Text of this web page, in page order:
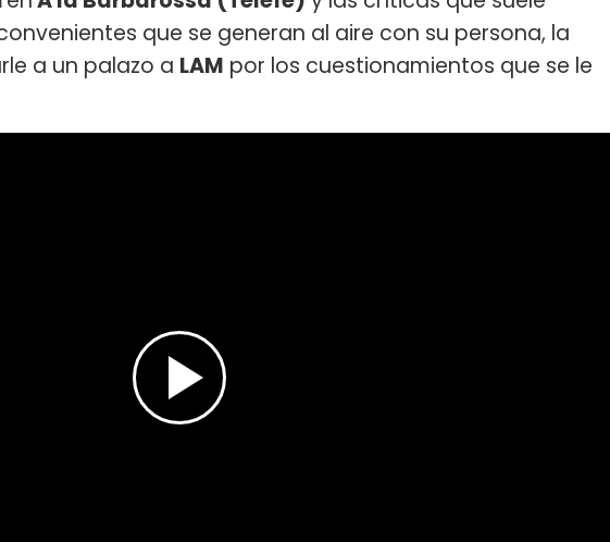
que se generan al aire con su persona, la
a un palazo a LAM por los cuestionamientos que se le